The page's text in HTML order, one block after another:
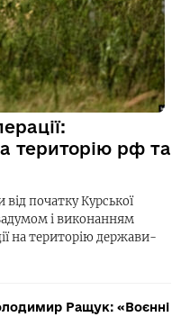
територію рф та
початку Курської
і виконанням
на територію держави-
Ращук: «Воєнні